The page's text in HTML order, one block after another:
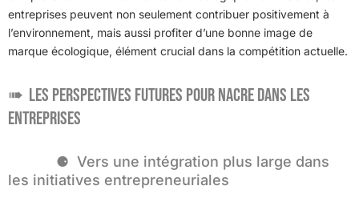
entreprises peuvent non seulement contribuer positivement à
l’environnement, mais aussi profiter d’une bonne image de
marque écologique, élément crucial dans la compétition actuelle.
Les perspectives futures pour Nacre dans les
entreprises
Vers une intégration plus large dans
les initiatives entrepreneuriales